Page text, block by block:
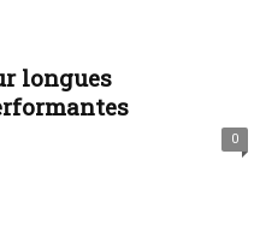
longues
0